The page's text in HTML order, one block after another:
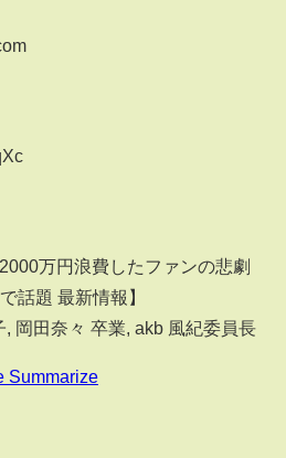
万円浪費したファンの悲劇
話題 最新情報】
岡田奈々 卒業, akb 風紀委員長
Summarize